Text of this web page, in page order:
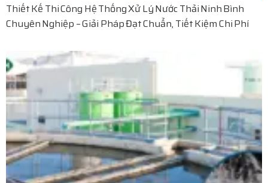
Thiết Kế Thi Công Hệ Thống Xử Lý Nước Thải Ninh Bình
Chuyên Nghiệp – Giải Pháp Đạt Chuẩn, Tiết Kiệm Chi Phí